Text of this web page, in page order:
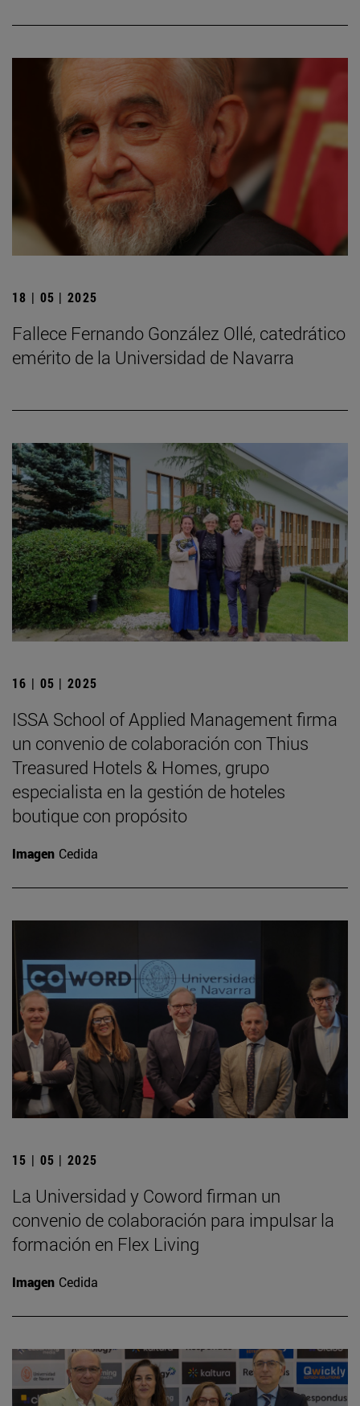
18 | 05 | 2025
Fallece Fernando González Ollé, catedrático
emérito de la Universidad de Navarra
16 | 05 | 2025
ISSA School of Applied Management firma
un convenio de colaboración con Thius
Treasured Hotels & Homes, grupo
especialista en la gestión de hoteles
boutique con propósito
Imagen Cedida
15 | 05 | 2025
La Universidad y Coword firman un
convenio de colaboración para impulsar la
formación en Flex Living
Imagen Cedida